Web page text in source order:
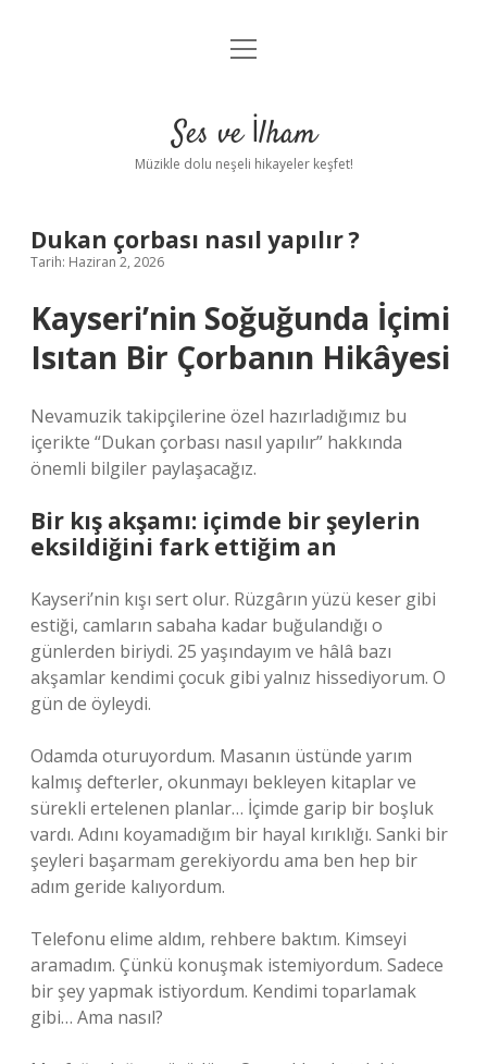
Anasayfa
Yasal Uyarı
menüyü
Ses ve İlham
Müzikle dolu neşeli hikayeler keşfet!
Dukan çorbası nasıl yapılır ?
Tarih: Haziran 2, 2026
Kayseri’nin Soğuğunda İçimi
Isıtan Bir Çorbanın Hikâyesi
Nevamuzik takipçilerine özel hazırladığımız bu
içerikte “Dukan çorbası nasıl yapılır” hakkında
önemli bilgiler paylaşacağız.
Bir kış akşamı: içimde bir şeylerin
eksildiğini fark ettiğim an
Kayseri’nin kışı sert olur. Rüzgârın yüzü keser gibi
estiği, camların sabaha kadar buğulandığı o
günlerden biriydi. 25 yaşındayım ve hâlâ bazı
akşamlar kendimi çocuk gibi yalnız hissediyorum. O
gün de öyleydi.
Odamda oturuyordum. Masanın üstünde yarım
kalmış defterler, okunmayı bekleyen kitaplar ve
sürekli ertelenen planlar… İçimde garip bir boşluk
vardı. Adını koyamadığım bir hayal kırıklığı. Sanki bir
şeyleri başarmam gerekiyordu ama ben hep bir
adım geride kalıyordum.
Telefonu elime aldım, rehbere baktım. Kimseyi
aramadım. Çünkü konuşmak istemiyordum. Sadece
bir şey yapmak istiyordum. Kendimi toparlamak
gibi… Ama nasıl?